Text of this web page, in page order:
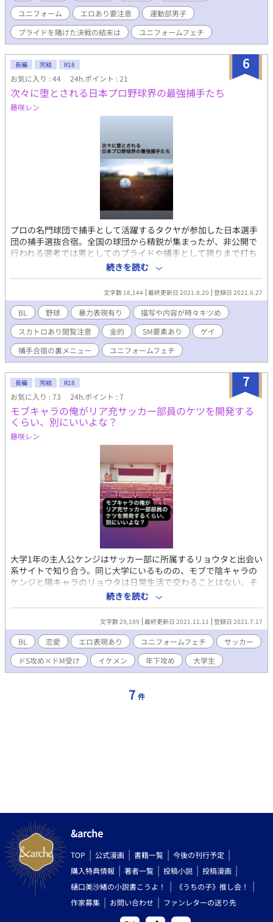
ユニフォーム
エロあり要注意
運動部男子
プライドを賭けた決戦の結末は
ユニフォームフェチ
6
長編 完結 R18
お気に入り : 44 24h.ポイント : 21
次々に堕とされる日本プロ野球界の最強捕手たち
藤咲レン
プロの名門球団で捕手として活躍するタクヤが参加した日本選手
団の捕手選抜合宿。全国の球団から精鋭が集まったが、非公開で
行われる選考では男としてのプライドや捕手として誇りまで打ち
砕かれるような内容が含まれていた。次々と卑猥で恐怖の練習メ
ニューに堕ちていく最強の捕手たち・・・。 ■登場人物 タクヤ
・身長180cm ・ゲイ ・ドラフト1位指名の日本で最強捕手のひと
り ・高校時代の先輩で現在は他球団で活躍する先輩に想いを寄せ
ている。
続きを読む
文字数 18,144 最終更新日 2021.8.20 登録日 2021.6.27
BL 野球 暴力表現有り
描写や内容が時々キツめ
スカトロあり閲覧注意
金的 SM要素あり
ゲイ
捕手合宿の裏メニュー
ユニフォームフェチ
7
長編 完結 R18
お気に入り : 73 24h.ポイント : 7
モブキャラの俺がリア充サッカー部員のケツを開発する
くらい、別にいいよな？
藤咲レン
大学1年の主人公ケンジはサッカー部に所属するリョウタと出会い
系サイトで知り合う。同じ大学にいるものの、モブで陰キャラの
ケンジと陽キャラのリョウタは日常生活で交わることはない。そ
の環境下で起こったふたりの出来事。 キャラ設定 ・ケンジ：主人
公。ゲイ。大学1年生。大学内に友人はいない一方でセフレ多数。
典型的な陰キャラ。ドS。 ・リョウタ：ノンケ。大学2年生。サッ
カー部に所属。イケメンでリア充。典型的な陽キャラ。実はド
M。
続きを読む
文字数 29,189 最終更新日 2021.11.11 登録日 2021.7.17
BL 恋愛 エロ表現あり ユニフォームフェチ
サッカー
ドS攻め×ドM受け
イケメン 年下攻め 大学生
7 件
&arche
TOP 公式漫画 書籍一覧
今後の刊行予定
購入特典情報
著者一覧 投稿小説
投稿漫画
樋口美沙緒の小説書こうよ！
《うちの子》推し会！
作家募集
お問い合わせ ファンレターの送り先